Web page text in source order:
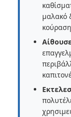
μαλακό
κούραση